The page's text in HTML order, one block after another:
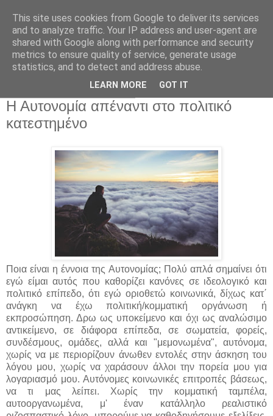
Η Αυτονομία απέναντι στο πολιτικό
κατεστημένο
Ποια είναι η έννοια της Αυτονομίας; Πολύ απλά σημαίνει ότι
εγώ είμαι αυτός που καθορίζει κανόνες σε ιδεολογικό και
πολιτικό επίπεδο, ότι εγώ οριοθετώ κοινωνικά, δίχως κατ΄
ανάγκη να έχω πολιτική/κομματική οργάνωση ή
εκπροσώπηση. Δρω ως υποκείμενο και όχι ως αναλώσιμο
αντικείμενο, σε διάφορα επίπεδα, σε σωματεία, φορείς,
συνδέσμους, ομάδες, αλλά και "μεμονωμένα", αυτόνομα,
χωρίς να με περιορίζουν άνωθεν εντολές στην άσκηση του
λόγου μου, χωρίς να χαράσουν άλλοι την πορεία μου για
λογαριασμό μου. Αυτόνομες κοινωνικές επιτροπές βάσεως,
να τι μας λείπει. Χωρίς την κομματική ταμπέλα,
αυτοοργανωμένα, μ' έναν κατάλληλο ρεαλιστικό
This site uses cookies from Google to deliver its services
and to analyze traffic. Your IP address and user-agent are
shared with Google along with performance and security
metrics to ensure quality of service, generate usage
statistics, and to detect and address abuse.
LEARN MORE GOT IT